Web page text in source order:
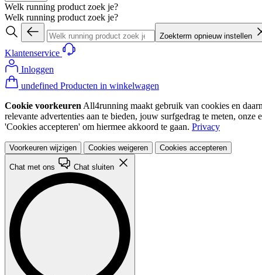
Welk running product zoek je?
Welk running product zoek je?
Zoekterm opnieuw instellen
Klantenservice
Inloggen
undefined Producten in winkelwagen
Cookie voorkeuren All4running maakt gebruik van cookies en
relevante advertenties aan te bieden, jouw surfgedrag te meten,
'Cookies accepteren' om hiermee akkoord te gaan. Privacy
Voorkeuren wijzigen Cookies weigeren Cookies accepteren
Chat met ons Chat sluiten